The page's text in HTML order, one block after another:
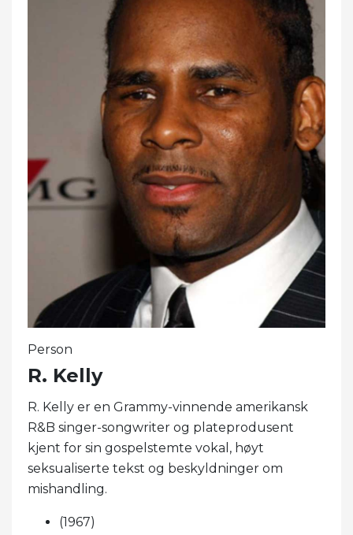
Person
R. Kelly
R. Kelly er en Grammy-vinnende amerikansk
R&B singer-songwriter og plateprodusent
kjent for sin gospelstemte vokal, høyt
seksualiserte tekst og beskyldninger om
mishandling.
(1967)